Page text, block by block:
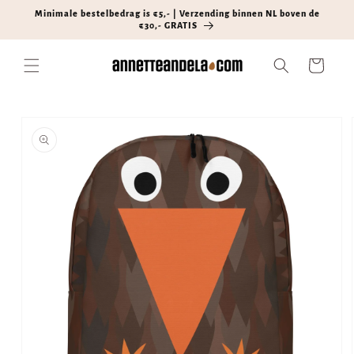
naar de
Minimale bestelbedrag is €5,- | Verzending binnen NL boven de
€30,- GRATIS
Winkelwagen